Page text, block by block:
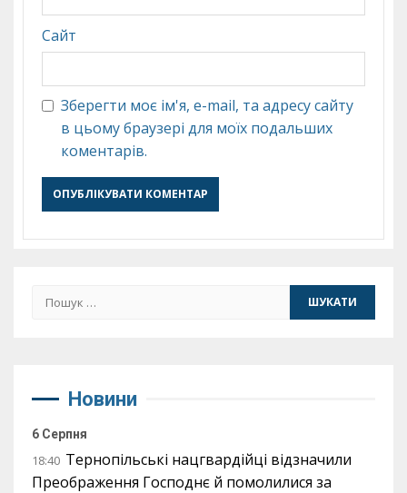
Сайт
Зберегти моє ім'я, e-mail, та адресу сайту
в цьому браузері для моїх подальших
коментарів.
Пошук:
Новини
6 Серпня
18:40 Тернопільські нацгвардійці відзначили
Преображення Господнє й помолилися за